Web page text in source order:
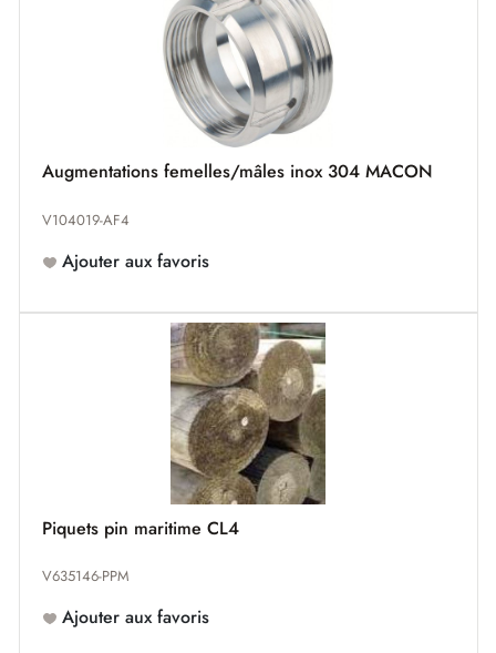
Augmentations femelles/mâles inox 304 MACON
V104019-AF4
Ajouter aux favoris
Piquets pin maritime CL4
V635146-PPM
Ajouter aux favoris